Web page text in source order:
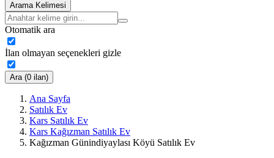
Arama Kelimesi
Otomatik ara
İlan olmayan seçenekleri gizle
Ara (0 ilan)
Ana Sayfa
Satılık Ev
Kars Satılık Ev
Kars Kağızman Satılık Ev
Kağızman Günindiyaylası Köyü Satılık Ev